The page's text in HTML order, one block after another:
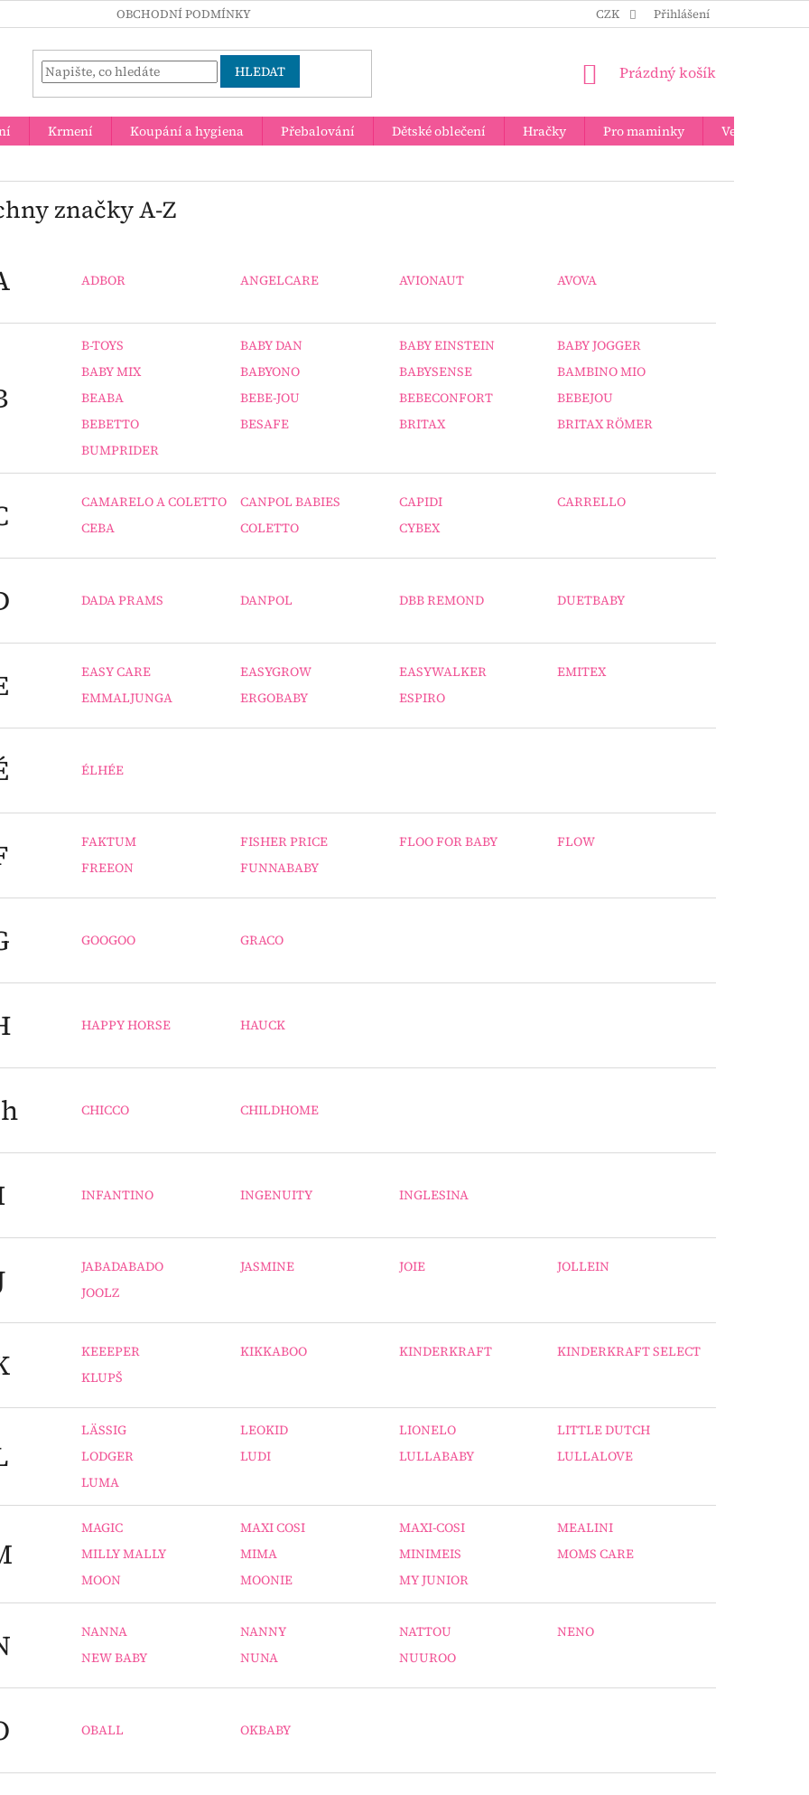
OBCHODNÍ PODMÍNKY CZK Přihlášení
HLEDAT
NÁKUPNÍ
Prázdný košík
Krmení Koupání a hygiena Přebalování Dětské oblečení Hračky Pro maminky Velkoobchod
značky A-Z
ADBOR ANGELCARE AVIONAUT AVOVA
B-TOYS BABY DAN BABY EINSTEIN
BABY JOGGER
BABY MIX
BABYONO BABYSENSE
BAMBINO MIO
BEABA
BEBE-JOU BEBECONFORT
BEBEJOU
BEBETTO
BESAFE BRITAX
BRITAX RÖMER
BUMPRIDER
CAMARELO A COLETTO CANPOL BABIES CAPIDI
CARRELLO
CEBA
COLETTO CYBEX
DADA PRAMS DANPOL DBB REMOND DUETBABY
EASY CARE EASYGROW EASYWALKER
EMITEX
EMMALJUNGA
ERGOBABY ESPIRO
ÉLHÉE
FAKTUM FISHER PRICE FLOO FOR BABY
FLOW
FREEON
FUNNABABY
GOOGOO GRACO
HAPPY HORSE HAUCK
CHICCO CHILDHOME
INFANTINO INGENUITY INGLESINA
JABADABADO JASMINE JOIE
JOLLEIN
JOOLZ
KEEEPER KIKKABOO KINDERKRAFT
KINDERKRAFT SELECT
KLUPŠ
LÄSSIG LEOKID LIONELO
LITTLE DUTCH
LODGER
LUDI LULLABABY
LULLALOVE
LUMA
MAGIC MAXI COSI MAXI-COSI
MEALINI
MILLY MALLY
MIMA MINIMEIS
MOMS CARE
MOON
MOONIE MY JUNIOR
NANNA NANNY NATTOU
NENO
NEW BABY
NUNA NUUROO
OBALL OKBABY